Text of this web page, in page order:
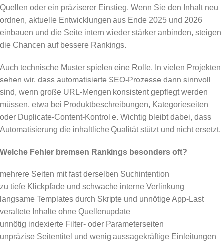
Quellen oder ein präziserer Einstieg. Wenn Sie den Inhalt neu
ordnen, aktuelle Entwicklungen aus Ende 2025 und 2026
einbauen und die Seite intern wieder stärker anbinden, steigen
die Chancen auf bessere Rankings.
Auch technische Muster spielen eine Rolle. In vielen Projekten
sehen wir, dass automatisierte SEO-Prozesse dann sinnvoll
sind, wenn große URL-Mengen konsistent gepflegt werden
müssen, etwa bei Produktbeschreibungen, Kategorieseiten
oder Duplicate-Content-Kontrolle. Wichtig bleibt dabei, dass
Automatisierung die inhaltliche Qualität stützt und nicht ersetzt.
Welche Fehler bremsen Rankings besonders oft?
mehrere Seiten mit fast derselben Suchintention
zu tiefe Klickpfade und schwache interne Verlinkung
langsame Templates durch Skripte und unnötige App-Last
veraltete Inhalte ohne Quellenupdate
unnötig indexierte Filter- oder Parameterseiten
unpräzise Seitentitel und wenig aussagekräftige Einleitungen